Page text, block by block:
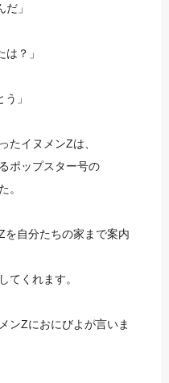
」
は？」
」
たイヌメンZは、
ポップスター号の
。
を自分たちの家まで案内
てくれます。
ンZにおにびよが言いま